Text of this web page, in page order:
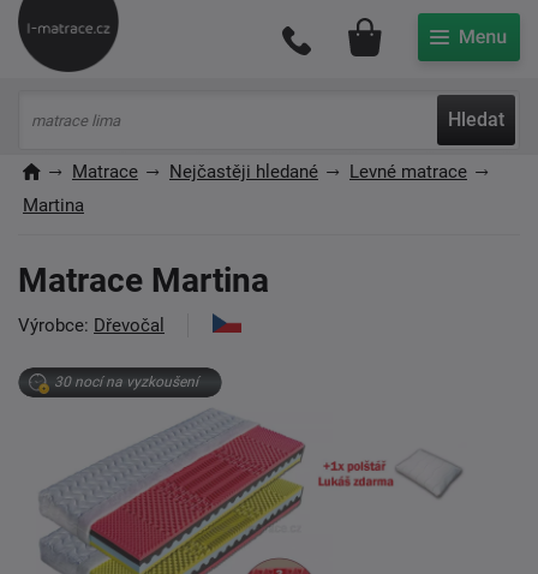
Hledat
Můj účet
Matrace Nejčastěji hledané
Levné matrace
Martina
Matrace Martina
Výrobce: Dřevočal
30 nocí na vyzkoušení